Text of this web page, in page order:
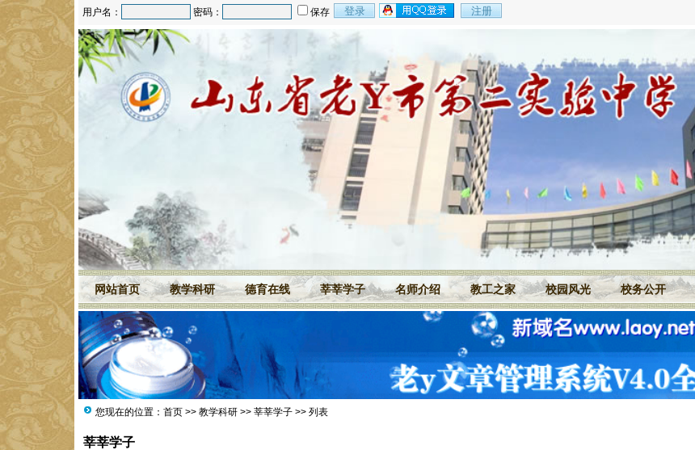
用户名： 密码： 保存
网站首页 教学科研 德育在线 莘莘学子 名师介绍 教工之家 校园风光 校务公开
您现在的位置： 首页 >> 教学科研 >> 莘莘学子 >> 列表
莘莘学子